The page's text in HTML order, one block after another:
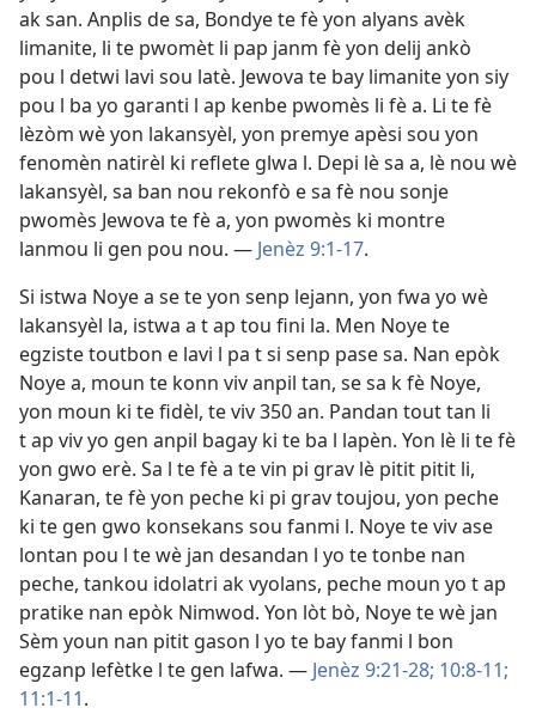
ak san. Anplis de sa, Bondye te fè yon alyans avèk
limanite, li te pwomèt li pap janm fè yon delij ankò
pou l detwi lavi sou latè. Jewova te bay limanite yon siy
pou l ba yo garanti l ap kenbe pwomès li fè a. Li te fè
lèzòm wè yon lakansyèl, yon premye apèsi sou yon
fenomèn natirèl ki reflete glwa l. Depi lè sa a, lè nou wè
lakansyèl, sa ban nou rekonfò e sa fè nou sonje
pwomès Jewova te fè a, yon pwomès ki montre
lanmou li gen pou nou. — Jenèz 9:1-17.
Si istwa Noye a se te yon senp lejann, yon fwa yo wè
lakansyèl la, istwa a t ap tou fini la. Men Noye te
egziste toutbon e lavi l pa t si senp pase sa. Nan epòk
Noye a, moun te konn viv anpil tan, se sa k fè Noye,
yon moun ki te fidèl, te viv 350 an. Pandan tout tan li
t ap viv yo gen anpil bagay ki te ba l lapèn. Yon lè li te fè
yon gwo erè. Sa l te fè a te vin pi grav lè pitit pitit li,
Kanaran, te fè yon peche ki pi grav toujou, yon peche
ki te gen gwo konsekans sou fanmi l. Noye te viv ase
lontan pou l te wè jan desandan l yo te tonbe nan
peche, tankou idolatri ak vyolans, peche moun yo t ap
pratike nan epòk Nimwod. Yon lòt bò, Noye te wè jan
Sèm youn nan pitit gason l yo te bay fanmi l bon
egzanp lefètke l te gen lafwa. — Jenèz 9:21-28; 10:8-11;
11:1-11.